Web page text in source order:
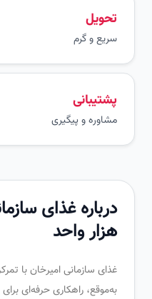
سریع و گرم
پشتیبانی
مشاوره و پیگیری
درباره غذای
هزار واحد
غذای سازمانی امیرخان با تمرکز بر
به‌موقع، راهکاری حرفه‌ای برای